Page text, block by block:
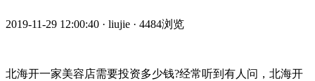
2019-11-29 12:00:40 · liujie · 4484浏览
北海开一家美容店需要投资多少钱?经常听到有人问，北海开